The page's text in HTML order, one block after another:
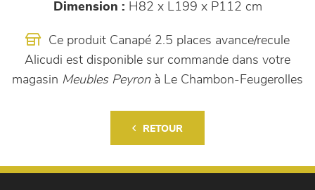
Dimension : H82 x L199 x P112 cm
Ce produit Canapé 2.5 places avance/recule
Alicudi est disponible sur commande dans votre
magasin Meubles Peyronà Le Chambon-Feugerolles
RETOUR